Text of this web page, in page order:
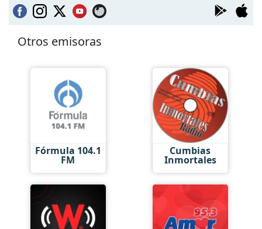
Otros emisoras
Fórmula 104.1
FM
Cumbias
Inmortales